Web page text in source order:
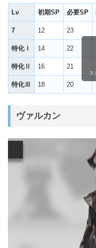
Lv 初期SP 必要SP
7 12 23
特化Ⅰ 14 22
特化Ⅱ 16 21
特化Ⅲ 18 20
ス
ヴァルカン